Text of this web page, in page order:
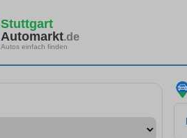
Stuttgart
Automarkt.de
Autos einfach finden